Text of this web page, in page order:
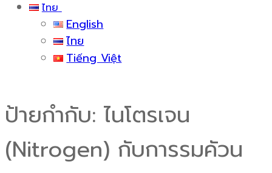
ไทย
English
ไทย
Tiếng Việt
ป้ายกำกับ: ไนโตรเจน
(Nitrogen) กับการรมคัวน